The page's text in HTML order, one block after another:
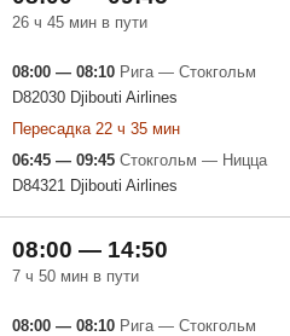
26 ч 45 мин в пути
08:00 — 08:10 Рига — Стокгольм
D82030 Djibouti Airlines
Пересадка 22 ч 35 мин
06:45 — 09:45 Стокгольм — Ницца
D84321 Djibouti Airlines
08:00 — 14:50
7 ч 50 мин в пути
08:00 — 08:10 Рига — Стокгольм